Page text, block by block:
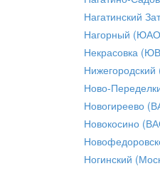
Нагатинский
Нагорный
Некрасовка
Ново-
Новогиреево
Новокосино
Ногинский